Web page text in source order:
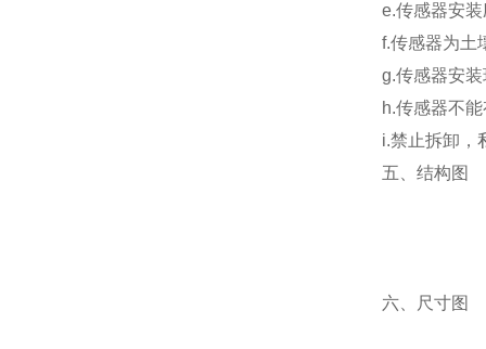
e.传感器安
f.传感器为土
g.传感器安
h.传感器不
i.禁止拆卸，
五、结构图
六、尺寸图